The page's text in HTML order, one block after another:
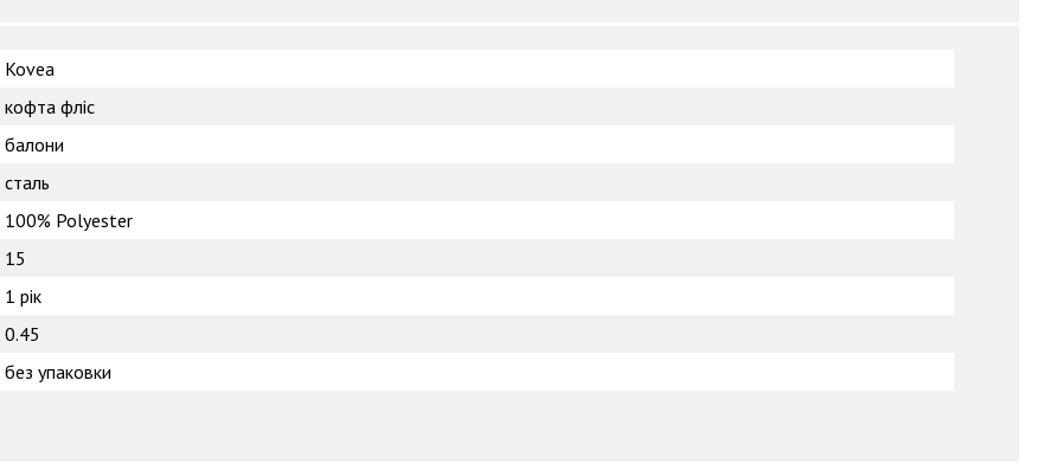
Kovea
кофта фліс
балони
сталь
100% Polyester
15
1 рік
0.45
без упаковки